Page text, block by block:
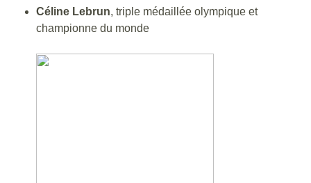
Céline Lebrun, triple médaillée olympique et
championne du monde